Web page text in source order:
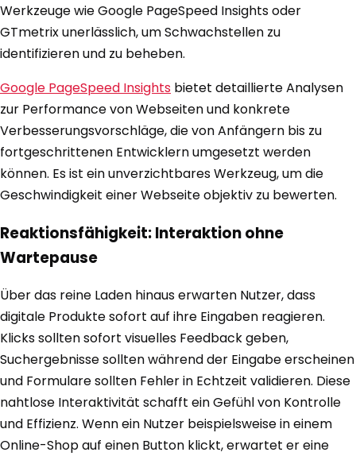
Werkzeuge wie Google PageSpeed Insights oder
GTmetrix unerlässlich, um Schwachstellen zu
identifizieren und zu beheben.
Google PageSpeed Insights bietet detaillierte Analysen
zur Performance von Webseiten und konkrete
Verbesserungsvorschläge, die von Anfängern bis zu
fortgeschrittenen Entwicklern umgesetzt werden
können. Es ist ein unverzichtbares Werkzeug, um die
Geschwindigkeit einer Webseite objektiv zu bewerten.
Reaktionsfähigkeit: Interaktion ohne
Wartepause
Über das reine Laden hinaus erwarten Nutzer, dass
digitale Produkte sofort auf ihre Eingaben reagieren.
Klicks sollten sofort visuelles Feedback geben,
Suchergebnisse sollten während der Eingabe erscheinen
und Formulare sollten Fehler in Echtzeit validieren. Diese
nahtlose Interaktivität schafft ein Gefühl von Kontrolle
und Effizienz. Wenn ein Nutzer beispielsweise in einem
Online-Shop auf einen Button klickt, erwartet er eine